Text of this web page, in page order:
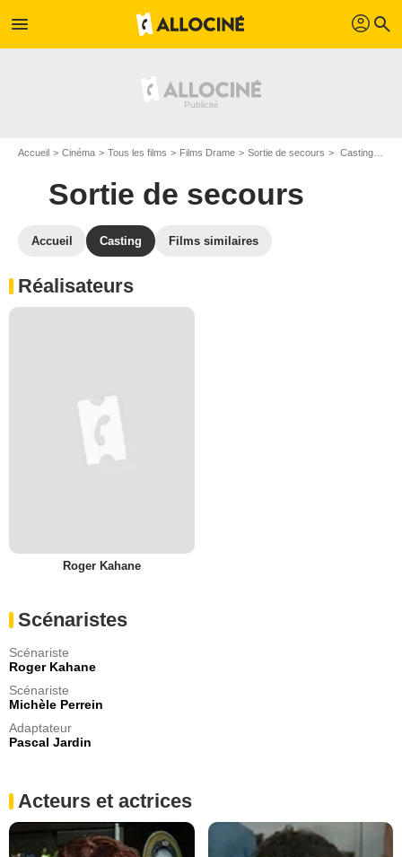
menu profil search
Accueil Cinéma Tous les films Films Drame Sortie de secours Casting Sortie de secours
Sortie de secours
Accueil Casting Films similaires
Réalisateurs
Roger Kahane
Scénaristes
Scénariste
Roger Kahane
Scénariste
Michèle Perrein
Adaptateur
Pascal Jardin
Acteurs et actrices